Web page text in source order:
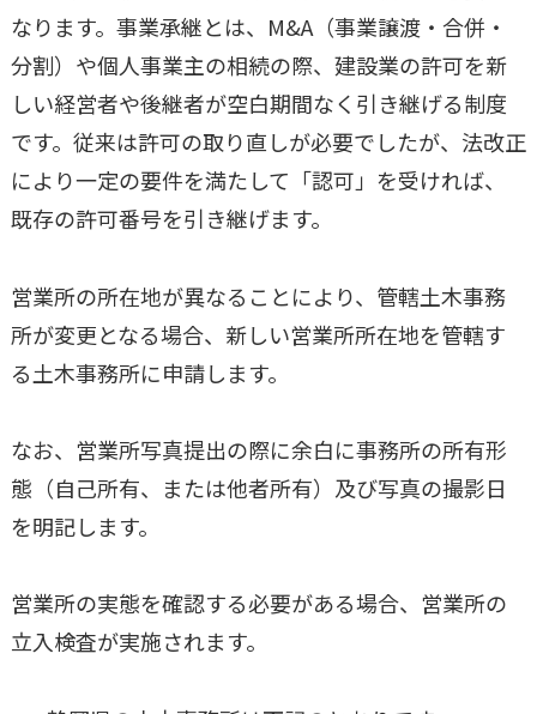
なります。事業承継とは、M&A（事業譲渡・合併・
分割）や個人事業主の相続の際、建設業の許可を新
しい経営者や後継者が空白期間なく引き継げる制度
です。従来は許可の取り直しが必要でしたが、法改正
により一定の要件を満たして「認可」を受ければ、
既存の許可番号を引き継げます。
営業所の所在地が異なることにより、管轄土木事務
所が変更となる場合、新しい営業所所在地を管轄す
る土木事務所に申請します。
なお、営業所写真提出の際に余白に事務所の所有形
態（自己所有、または他者所有）及び写真の撮影日
を明記します。
営業所の実態を確認する必要がある場合、営業所の
立入検査が実施されます。